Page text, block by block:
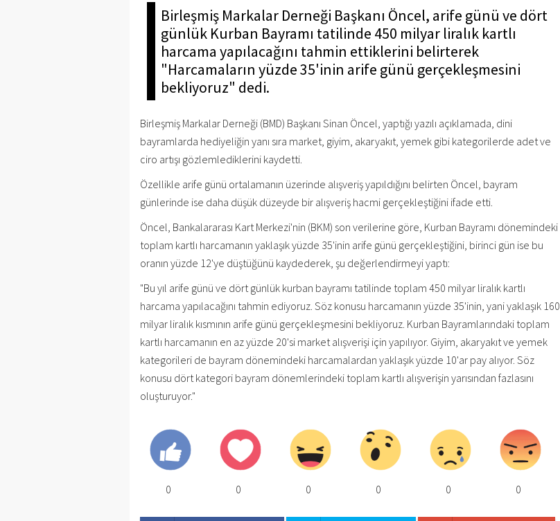
Birleşmiş Markalar Derneği Başkanı Öncel, arife günü ve dört
günlük Kurban Bayramı tatilinde 450 milyar liralık kartlı
harcama yapılacağını tahmin ettiklerini belirterek
"Harcamaların yüzde 35'inin arife günü gerçekleşmesini
bekliyoruz" dedi.
Birleşmiş Markalar Derneği (BMD) Başkanı Sinan Öncel, yaptığı yazılı açıklamada, dini
bayramlarda hediyeliğin yanı sıra market, giyim, akaryakıt, yemek gibi kategorilerde adet ve
ciro artışı gözlemlediklerini kaydetti.
Özellikle arife günü ortalamanın üzerinde alışveriş yapıldığını belirten Öncel, bayram
günlerinde ise daha düşük düzeyde bir alışveriş hacmi gerçekleştiğini ifade etti.
Öncel, Bankalararası Kart Merkezi'nin (BKM) son verilerine göre, Kurban Bayramı dönemindeki
toplam kartlı harcamanın yaklaşık yüzde 35'inin arife günü gerçekleştiğini, birinci gün ise bu
oranın yüzde 12'ye düştüğünü kaydederek, şu değerlendirmeyi yaptı:
"Bu yıl arife günü ve dört günlük kurban bayramı tatilinde toplam 450 milyar liralık kartlı
harcama yapılacağını tahmin ediyoruz. Söz konusu harcamanın yüzde 35'inin, yani yaklaşık 160
milyar liralık kısmının arife günü gerçekleşmesini bekliyoruz. Kurban Bayramlarındaki toplam
kartlı harcamanın en az yüzde 20'si market alışverişi için yapılıyor. Giyim, akaryakıt ve yemek
kategorileri de bayram dönemindeki harcamalardan yaklaşık yüzde 10'ar pay alıyor. Söz
konusu dört kategori bayram dönemlerindeki toplam kartlı alışverişin yarısından fazlasını
oluşturuyor."
0 0 0 0 0 0